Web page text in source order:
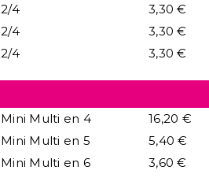
2/4
3,30 €
2/4
3,30 €
2/4 3,30 €
Mini Multi en 4
16,20 €
Mini Multi en 5
5,40 €
Mini Multi en 6 3,60 €